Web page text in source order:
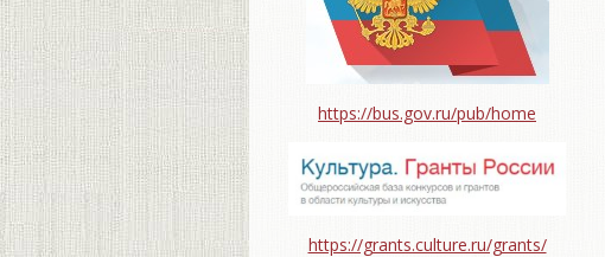
https://bus.gov.ru/pub/home
https://grants.culture.ru/grants/